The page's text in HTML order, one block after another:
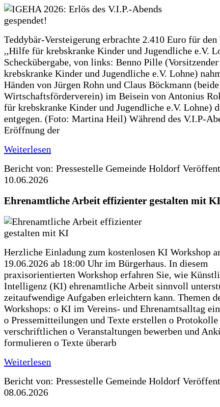
Teddybär-Versteigerung erbrachte 2.410 Euro für den
,,Hilfe für krebskranke Kinder und Jugendliche e.V.
Scheckübergabe, von links: Benno Pille
krebskranke Kinder und Jugendliche e.V. Lohne)
Händen von Jürgen Rohn und Claus Böckmann
Wirtschaftsförderverein) im Beisein von Antonius
für krebskranke Kinder und Jugendliche e.V. Lohne)
entgegen. (Foto: Martina Heil) Während des V.I.P-
Eröffnung der
Weiterlesen
Bericht von: Pressestelle Gemeinde Holdorf
10.06.2026
Ehrenamtliche Arbeit effizienter gestalten mit KI
Herzliche Einladung zum kostenlosen KI Workshop
19.06.2026 ab 18:00 Uhr im Bürgerhaus. In diesem
praxisorientierten Workshop erfahren Sie, wie
Intelligenz (KI) ehrenamtliche Arbeit sinnvoll
zeitaufwendige Aufgaben erleichtern kann. Themen
Workshops: o KI im Vereins- und Ehrenamtsalltag
o Pressemitteilungen und Texte erstellen o
verschriftlichen o Veranstaltungen bewerben und
formulieren o Texte überarb
Weiterlesen
Bericht von: Pressestelle Gemeinde Holdorf
08.06.2026